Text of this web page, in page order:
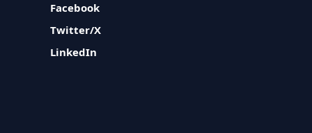
Facebook
Twitter/X
LinkedIn